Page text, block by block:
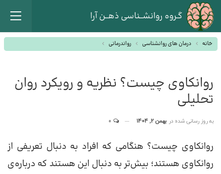
گـروه روانشــناسی ذهــن آرا
خانه درمان های روانشناسی رواندرمانی
روانکاوی چیست؟ نظریه و رویکرد روان
تحلیلی
به روز رسانی شده در بهمن 2, 1404
روانکاوی چیست؟ هنگامی که افراد به دنبال تعریفی از
روانکاوی هستند؛ بیش‌تر به دنبال این هستند که درباره‌ی